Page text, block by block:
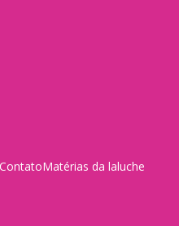
ContatoMatérias da laluche